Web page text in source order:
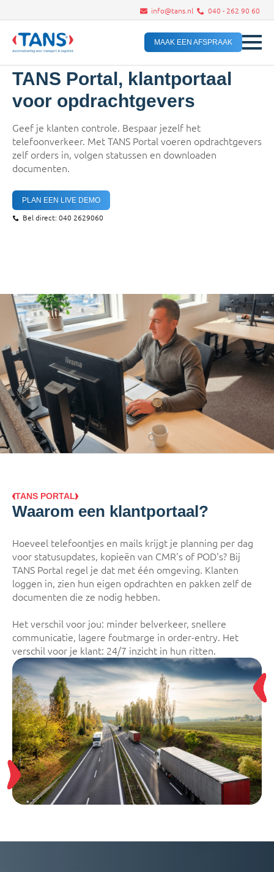
info@tans.nl 040 - 262 90 60
MAAK EEN AFSPRAAK
TANS Portal, klantportaal
voor opdrachtgevers
Geef je klanten controle. Bespaar jezelf het
telefoonverkeer. Met TANS Portal voeren opdrachtgevers
zelf orders in, volgen statussen en downloaden
documenten.
PLAN EEN LIVE DEMO
Bel direct: 040 2629060
TANS PORTAL
Waarom een klantportaal?
Hoeveel telefoontjes en mails krijgt je planning per dag
voor statusupdates, kopieën van CMR's of POD's? Bij
TANS Portal regel je dat met één omgeving. Klanten
loggen in, zien hun eigen opdrachten en pakken zelf de
documenten die ze nodig hebben.
Het verschil voor jou: minder belverkeer, snellere
communicatie, lagere foutmarge in order-entry. Het
verschil voor je klant: 24/7 inzicht in hun ritten.